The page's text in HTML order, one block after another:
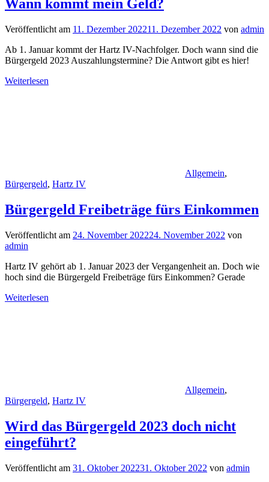
Wann kommt mein Geld?
Veröffentlicht am 11. Dezember 202211. Dezember 2022 von admin
Ab 1. Januar kommt der Hartz IV-Nachfolger. Doch wann sind die
Bürgergeld 2023 Auszahlungstermine? Die Antwort gibt es hier!
Weiterlesen
Allgemein,
Bürgergeld, Hartz IV
Bürgergeld Freibeträge fürs Einkommen
Veröffentlicht am 24. November 202224. November 2022 von
admin
Hartz IV gehört ab 1. Januar 2023 der Vergangenheit an. Doch wie
hoch sind die Bürgergeld Freibeträge fürs Einkommen? Gerade
Weiterlesen
Allgemein,
Bürgergeld, Hartz IV
Wird das Bürgergeld 2023 doch nicht
eingeführt?
Veröffentlicht am 31. Oktober 202231. Oktober 2022 von admin